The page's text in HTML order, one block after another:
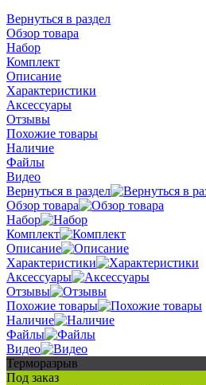
Вернуться в раздел
Обзор товара
Набор
Комплект
Описание
Характеристики
Аксессуары
Отзывы
Похожие товары
Наличие
Файлы
Видео
Вернуться в раздел
Обзор товара
Набор
Комплект
Описание
Характеристики
Аксессуары
Отзывы
Похожие товары
Наличие
Файлы
Видео
Терморазрыв
Под заказ